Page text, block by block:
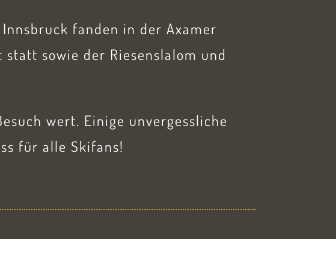
fanden in der Axamer
sowie der Riesenslalom und
wert. Einige unvergessliche
für alle Skifans!